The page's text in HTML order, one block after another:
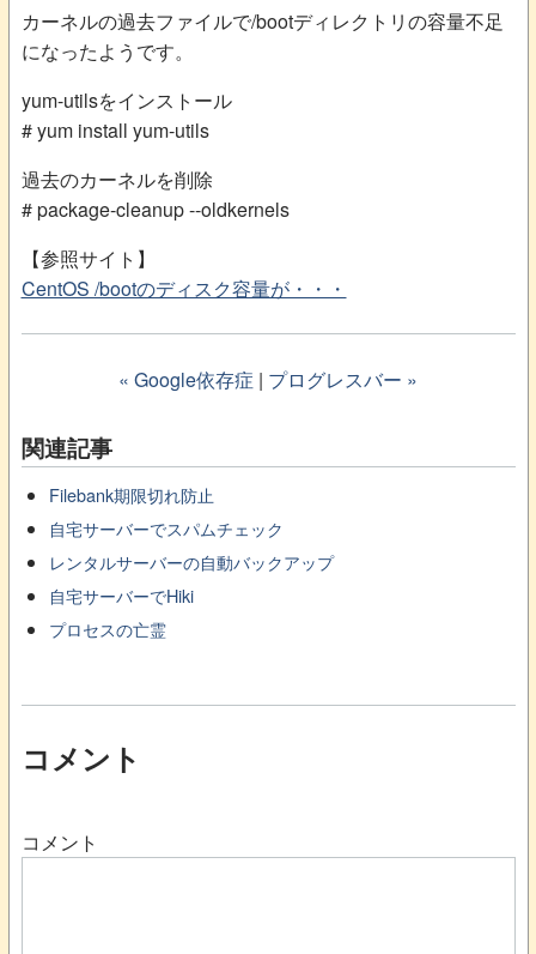
カーネルの過去ファイルで/bootディレクトリの容量不足
になったようです。
yum-utilsをインストール
# yum install yum-utils
過去のカーネルを削除
# package-cleanup --oldkernels
【参照サイト】
CentOS /bootのディスク容量が・・・
« Google依存症 | プログレスバー »
関連記事
Filebank期限切れ防止
自宅サーバーでスパムチェック
レンタルサーバーの自動バックアップ
自宅サーバーでHiki
プロセスの亡霊
コメント
コメント